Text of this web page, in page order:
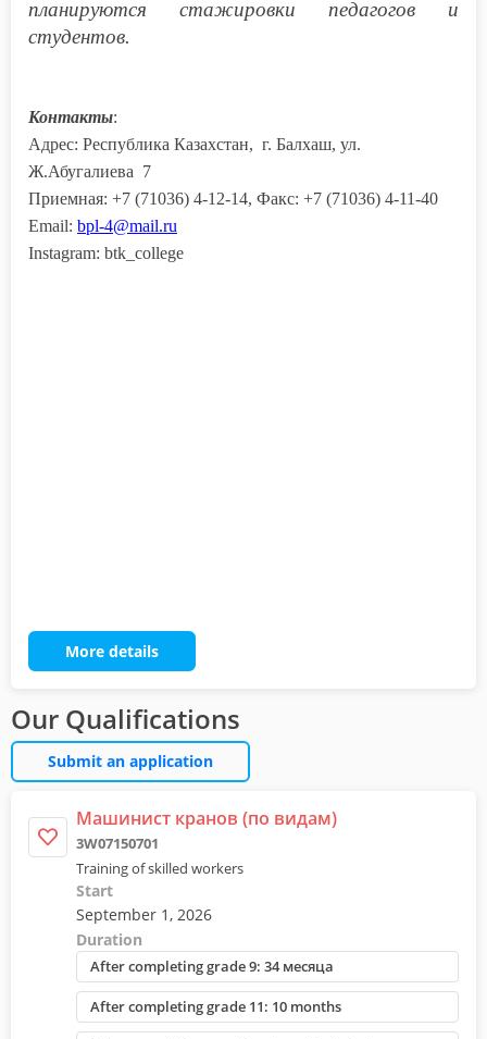
планируются стажировки педагогов и
студентов.
Контакты:
Адрес: Республика Казахстан, г. Балхаш, ул.
Ж.Абугалиева 7
Приемная: +7 (71036) 4-12-14, Факс: +7 (71036) 4-11-40
Email: bpl-4@mail.ru
Instagram: btk_college
More details
Our Qualifications
Submit an application
Машинист кранов (по видам)
3W07150701
Training of skilled workers
Start
September 1, 2026
Duration
After completing grade 9: 34 месяца
After completing grade 11: 10 months